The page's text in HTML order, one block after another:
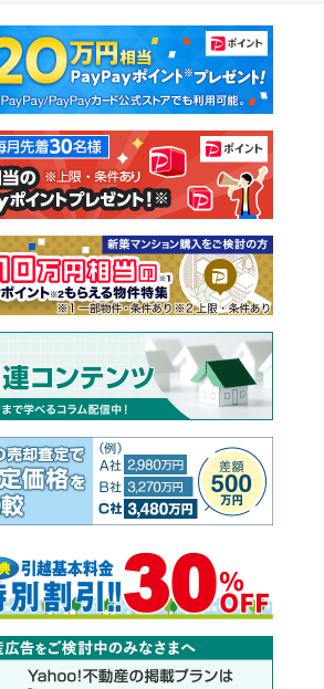
中古マンション
中古一戸建て
土地
教えて！住まいの先生